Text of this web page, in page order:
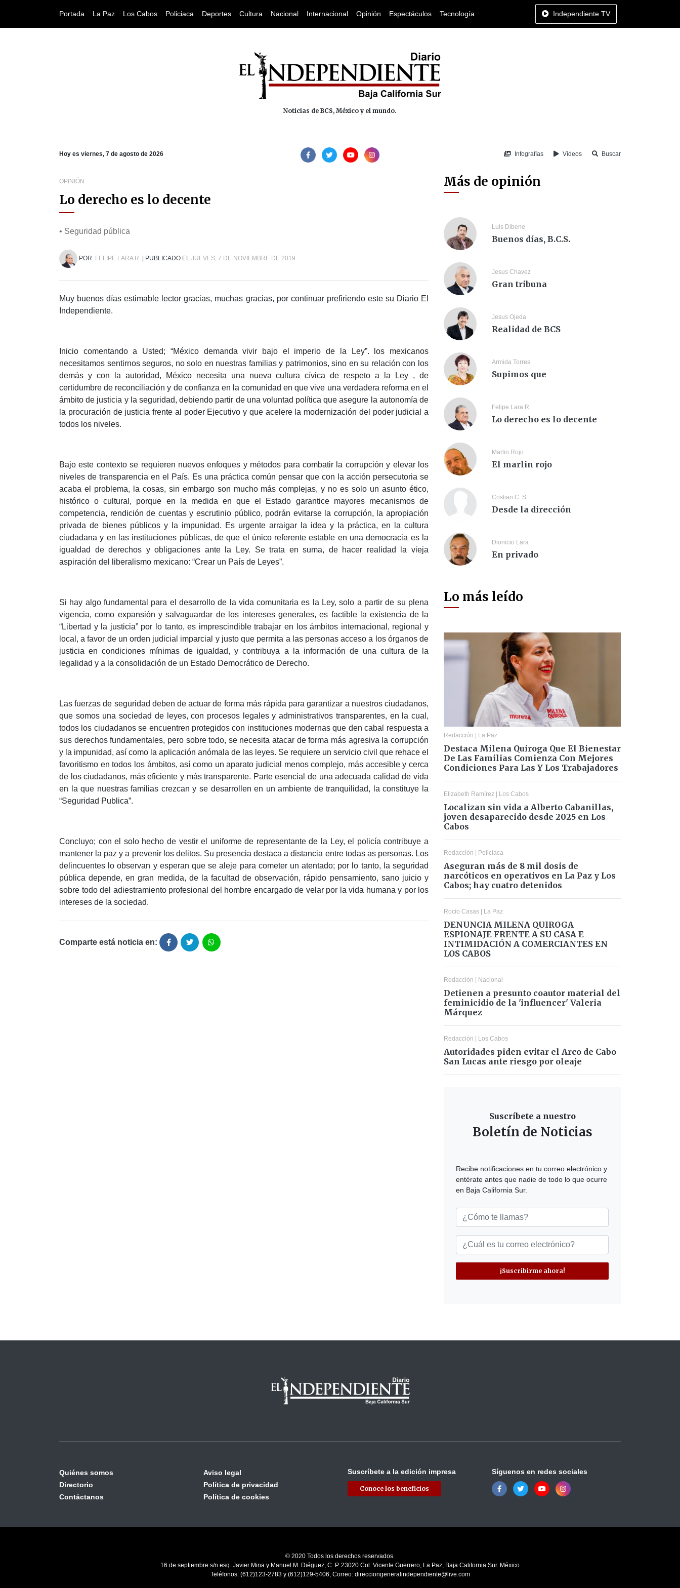
Portada La Paz Los Cabos Policiaca Deportes Cultura Nacional Internacional Opinión Espectáculos Tecnología Independiente TV
Noticias de BCS, México y el mundo.
Hoy es viernes, 7 de agosto de 2026 Infografías Vídeos Buscar
OPINIÓN
Lo derecho es lo decente
• Seguridad pública
POR: FELIPE LARA R. | PUBLICADO EL JUEVES, 7 DE NOVIEMBRE DE 2019.
Muy buenos días estimable lector gracias, muchas gracias, por continuar prefiriendo este su Diario El
Independiente.
Inicio comentando a Usted; “México demanda vivir bajo el imperio de la Ley”. los mexicanos
necesitamos sentirnos seguros, no solo en nuestras familias y patrimonios, sino en su relación con los
demás y con la autoridad, México necesita una nueva cultura cívica de respeto a la Ley , de
certidumbre de reconciliación y de confianza en la comunidad en que vive una verdadera reforma en el
ámbito de justicia y la seguridad, debiendo partir de una voluntad política que asegure la autonomía de
la procuración de justicia frente al poder Ejecutivo y que acelere la modernización del poder judicial a
todos los niveles.
Bajo este contexto se requieren nuevos enfoques y métodos para combatir la corrupción y elevar los
niveles de transparencia en el País. Es una práctica común pensar que con la acción persecutoria se
acaba el problema, la cosas, sin embargo son mucho más complejas, y no es solo un asunto ético,
histórico o cultural, porque en la medida en que el Estado garantice mayores mecanismos de
competencia, rendición de cuentas y escrutinio público, podrán evitarse la corrupción, la apropiación
privada de bienes públicos y la impunidad. Es urgente arraigar la idea y la práctica, en la cultura
ciudadana y en las instituciones públicas, de que el único referente estable en una democracia es la
igualdad de derechos y obligaciones ante la Ley. Se trata en suma, de hacer realidad la vieja
aspiración del liberalismo mexicano: “Crear un País de Leyes”.
Si hay algo fundamental para el desarrollo de la vida comunitaria es la Ley, solo a partir de su plena
vigencia, como expansión y salvaguardar de los intereses generales, es factible la existencia de la
“Libertad y la justicia” por lo tanto, es imprescindible trabajar en los ámbitos internacional, regional y
local, a favor de un orden judicial imparcial y justo que permita a las personas acceso a los órganos de
justicia en condiciones mínimas de igualdad, y contribuya a la información de una cultura de la
legalidad y a la consolidación de un Estado Democrático de Derecho.
Las fuerzas de seguridad deben de actuar de forma más rápida para garantizar a nuestros ciudadanos,
que somos una sociedad de leyes, con procesos legales y administrativos transparentes, en la cual,
todos los ciudadanos se encuentren protegidos con instituciones modernas que den cabal respuesta a
sus derechos fundamentales, pero sobre todo, se necesita atacar de forma más agresiva la corrupción
y la impunidad, así como la aplicación anómala de las leyes. Se requiere un servicio civil que rehace el
favoritismo en todos los ámbitos, así como un aparato judicial menos complejo, más accesible y cerca
de los ciudadanos, más eficiente y más transparente. Parte esencial de una adecuada calidad de vida
en la que nuestras familias crezcan y se desarrollen en un ambiente de tranquilidad, la constituye la
“Seguridad Publica”.
Concluyo; con el solo hecho de vestir el uniforme de representante de la Ley, el policía contribuye a
mantener la paz y a prevenir los delitos. Su presencia destaca a distancia entre todas as personas. Los
delincuentes lo observan y esperan que se aleje para cometer un atentado; por lo tanto, la seguridad
pública depende, en gran medida, de la facultad de observación, rápido pensamiento, sano juicio y
sobre todo del adiestramiento profesional del hombre encargado de velar por la vida humana y por los
intereses de la sociedad.
Comparte está noticia en:
Más de opinión
Luis Dibene
Buenos días, B.C.S.
Jesus Chavez
Gran tribuna
Jesus Ojeda
Realidad de BCS
Armida Torres
Supimos que
Felipe Lara R.
Lo derecho es lo decente
Marlin Rojo
El marlin rojo
Cristian C. S.
Desde la dirección
Dionicio Lara
En privado
Lo más leído
Redacción | La Paz
Destaca Milena Quiroga Que El Bienestar
De Las Familias Comienza Con Mejores
Condiciones Para Las Y Los Trabajadores
Elizabeth Ramírez | Los Cabos
Localizan sin vida a Alberto Cabanillas,
joven desaparecido desde 2025 en Los
Cabos
Redacción | Policiaca
Aseguran más de 8 mil dosis de
narcóticos en operativos en La Paz y Los
Cabos; hay cuatro detenidos
Rocio Casas | La Paz
DENUNCIA MILENA QUIROGA
ESPIONAJE FRENTE A SU CASA E
INTIMIDACIÓN A COMERCIANTES EN
LOS CABOS
Redacción | Nacional
Detienen a presunto coautor material del
feminicidio de la 'influencer' Valeria
Márquez
Redacción | Los Cabos
Autoridades piden evitar el Arco de Cabo
San Lucas ante riesgo por oleaje
Suscríbete a nuestro
Boletín de Noticias
Recibe notificaciones en tu correo electrónico y
entérate antes que nadie de todo lo que ocurre
en Baja California Sur.
¡Suscribirme ahora!
Quiénes somos
Directorio
Contáctanos
Aviso legal
Política de privacidad
Política de cookies
Suscríbete a la edición impresa
Conoce los beneficios
Síguenos en redes sociales
© 2020 Todos los derechos reservados.
16 de septiembre s/n esq. Javier Mina y Manuel M. Diéguez, C. P. 23020 Col. Vicente Guerrero, La Paz, Baja California Sur. México
Teléfonos: (612)123-2783 y (612)129-5406, Correo: direcciongeneralindependiente@live.com